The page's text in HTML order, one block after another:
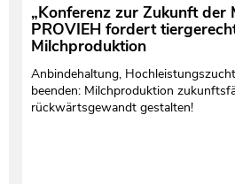
„Konferenz zur Zukunft der
PROVIEH fordert
Milchproduktion
Anbindehaltung,
beenden: Milchproduktion
rückwärtsgewandt gestalten!